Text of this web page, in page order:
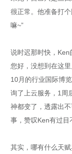
很正常。他准备打
嘛~”
说时迟那时快，Ken
您好，没想到在这
10月的行业国际博
询了上云服务，1周
神都变了，透露出
事，赞叹Ken有过目
其实，哪有什么天